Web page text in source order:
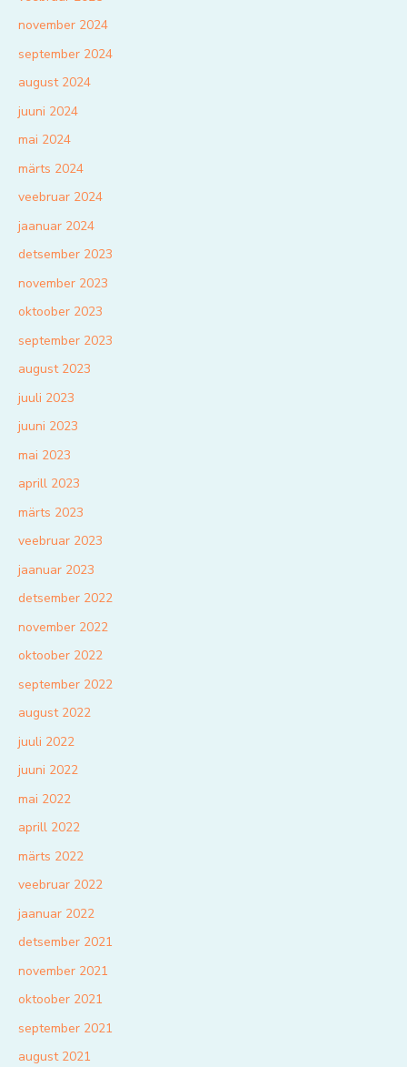
november 2024
september 2024
august 2024
juuni 2024
mai 2024
märts 2024
veebruar 2024
jaanuar 2024
detsember 2023
november 2023
oktoober 2023
september 2023
august 2023
juuli 2023
juuni 2023
mai 2023
aprill 2023
märts 2023
veebruar 2023
jaanuar 2023
detsember 2022
november 2022
oktoober 2022
september 2022
august 2022
juuli 2022
juuni 2022
mai 2022
aprill 2022
märts 2022
veebruar 2022
jaanuar 2022
detsember 2021
november 2021
oktoober 2021
september 2021
august 2021